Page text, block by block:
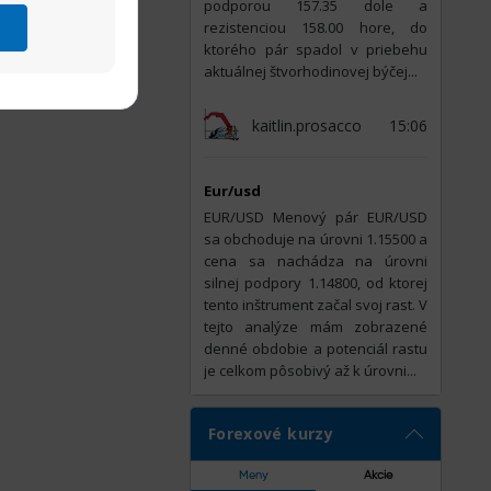
podporou 157.35 dole a
rezistenciou 158.00 hore, do
ktorého pár spadol v priebehu
aktuálnej štvorhodinovej býčej...
kaitlin.prosacco 15:06
Eur/usd
EUR/USD Menový pár EUR/USD
sa obchoduje na úrovni 1.15500 a
cena sa nachádza na úrovni
silnej podpory 1.14800, od ktorej
tento inštrument začal svoj rast. V
tejto analýze mám zobrazené
denné obdobie a potenciál rastu
je celkom pôsobivý až k úrovni...
Forexové kurzy
Meny Akcie